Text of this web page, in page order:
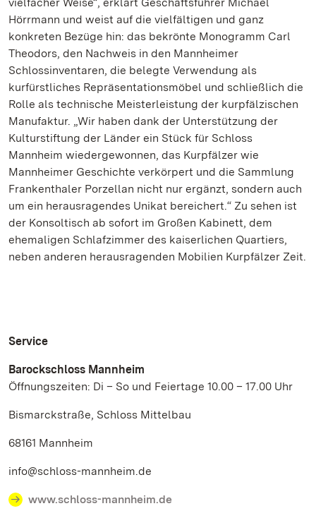
Hörrmann und weist auf die vielfältigen und ganz
konkreten Bezüge hin: das bekrönte Monogramm Carl
Theodors, den Nachweis in den Mannheimer
Schlossinventaren, die belegte Verwendung als
kurfürstliches Repräsentationsmöbel und schließlich die
Rolle als technische Meisterleistung der kurpfälzischen
Manufaktur. „Wir haben dank der Unterstützung der
Kulturstiftung der Länder ein Stück für Schloss
Mannheim wiedergewonnen, das Kurpfälzer wie
Mannheimer Geschichte verkörpert und die Sammlung
Frankenthaler Porzellan nicht nur ergänzt, sondern auch
um ein herausragendes Unikat bereichert.“ Zu sehen ist
der Konsoltisch ab sofort im Großen Kabinett, dem
ehemaligen Schlafzimmer des kaiserlichen Quartiers,
neben anderen herausragenden Mobilien Kurpfälzer Zeit.
Service
Barockschloss Mannheim
Öffnungszeiten: Di – So und Feiertage 10.00 – 17.00 Uhr
Bismarckstraße, Schloss Mittelbau
68161 Mannheim
info@schloss-mannheim.de
www.schloss-mannheim.de